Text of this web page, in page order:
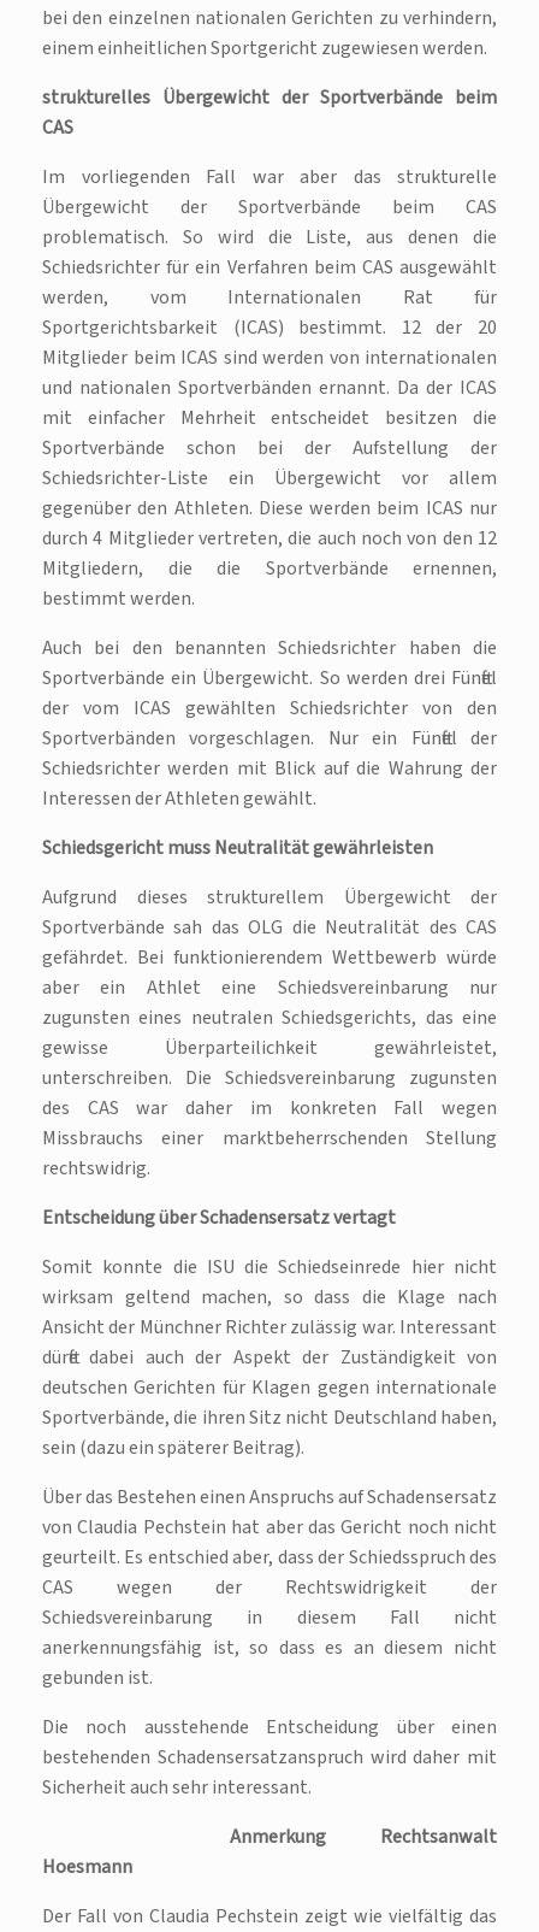
bei den einzelnen nationalen Gerichten zu verhindern,
einem einheitlichen Sportgericht zugewiesen werden.
strukturelles Übergewicht der Sportverbände beim
CAS
Im vorliegenden Fall war aber das strukturelle
Übergewicht der Sportverbände beim CAS
problematisch. So wird die Liste, aus denen die
Schiedsrichter für ein Verfahren beim CAS ausgewählt
werden, vom Internationalen Rat für
Sportgerichtsbarkeit (ICAS) bestimmt. 12 der 20
Mitglieder beim ICAS sind werden von internationalen
und nationalen Sportverbänden ernannt. Da der ICAS
mit einfacher Mehrheit entscheidet besitzen die
Sportverbände schon bei der Aufstellung der
Schiedsrichter-Liste ein Übergewicht vor allem
gegenüber den Athleten. Diese werden beim ICAS nur
durch 4 Mitglieder vertreten, die auch noch von den 12
Mitgliedern, die die Sportverbände ernennen,
bestimmt werden.
Auch bei den benannten Schiedsrichter haben die
Sportverbände ein Übergewicht. So werden drei Fünftel
der vom ICAS gewählten Schiedsrichter von den
Sportverbänden vorgeschlagen. Nur ein Fünftel der
Schiedsrichter werden mit Blick auf die Wahrung der
Interessen der Athleten gewählt.
Schiedsgericht muss Neutralität gewährleisten
Aufgrund dieses strukturellem Übergewicht der
Sportverbände sah das OLG die Neutralität des CAS
gefährdet. Bei funktionierendem Wettbewerb würde
aber ein Athlet eine Schiedsvereinbarung nur
zugunsten eines neutralen Schiedsgerichts, das eine
gewisse Überparteilichkeit gewährleistet,
unterschreiben. Die Schiedsvereinbarung zugunsten
des CAS war daher im konkreten Fall wegen
Missbrauchs einer marktbeherrschenden Stellung
rechtswidrig.
Entscheidung über Schadensersatz vertagt
Somit konnte die ISU die Schiedseinrede hier nicht
wirksam geltend machen, so dass die Klage nach
Ansicht der Münchner Richter zulässig war. Interessant
dürfte dabei auch der Aspekt der Zuständigkeit von
deutschen Gerichten für Klagen gegen internationale
Sportverbände, die ihren Sitz nicht Deutschland haben,
sein (dazu ein späterer Beitrag).
Über das Bestehen einen Anspruchs auf Schadensersatz
von Claudia Pechstein hat aber das Gericht noch nicht
geurteilt. Es entschied aber, dass der Schiedsspruch des
CAS wegen der Rechtswidrigkeit der
Schiedsvereinbarung in diesem Fall nicht
anerkennungsfähig ist, so dass es an diesem nicht
gebunden ist.
Die noch ausstehende Entscheidung über einen
bestehenden Schadensersatzanspruch wird daher mit
Sicherheit auch sehr interessant.
Anmerkung Rechtsanwalt
Hoesmann
Der Fall von Claudia Pechstein zeigt wie vielfältig das